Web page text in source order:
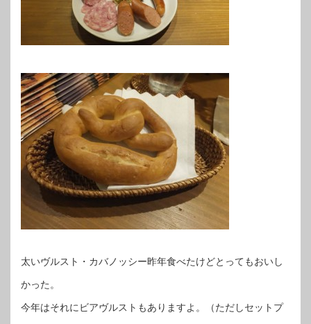
太いヴルスト・カバノッシー昨年食べたけどとってもおいし
かった。
今年はそれにビアヴルストもありますよ。（ただしセットプ